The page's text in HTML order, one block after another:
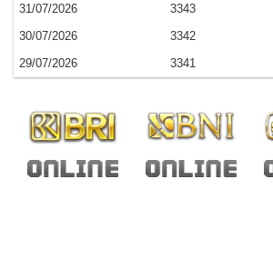
31/07/2026
3343
30/07/2026
3342
29/07/2026
3341